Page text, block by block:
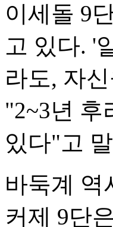
이세돌 9
고 있다. '
라도, 자
"2~3년 후
있다"고
바둑계 역
커제 9단